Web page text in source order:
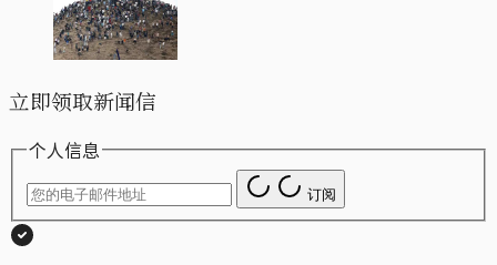
立即领取新闻信
个人信息
订阅